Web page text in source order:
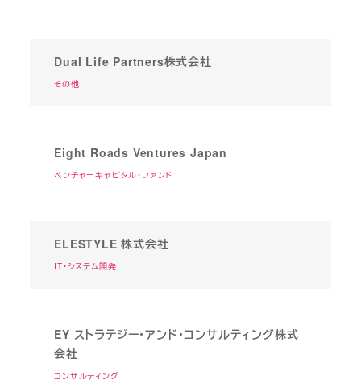
Dual Life Partners株式会社
その他
Eight Roads Ventures Japan
ベンチャーキャピタル・ファンド
ELESTYLE 株式会社
IT・システム開発
EY ストラテジー・アンド・コンサルティング株式
会社
コンサルティング